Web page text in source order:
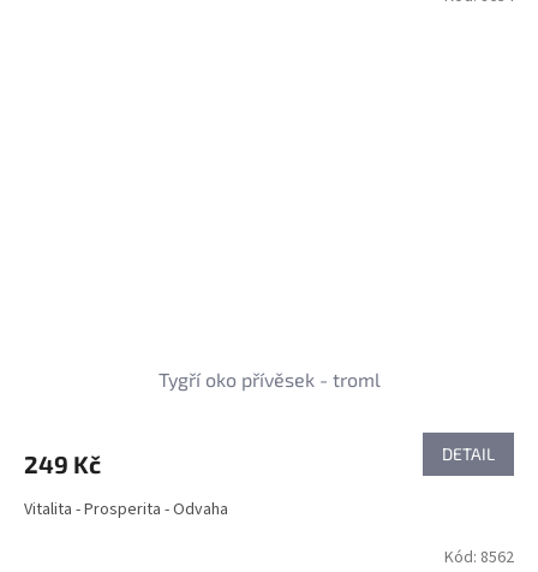
Tygří oko přívěsek - troml
249 Kč DETAIL
Vitalita - Prosperita - Odvaha
Kód: 8562